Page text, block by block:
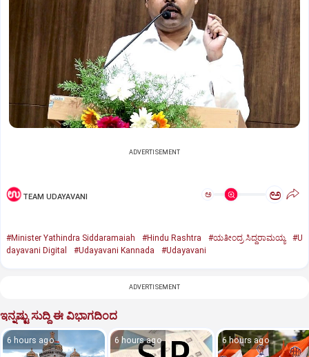
ADVERTISEMENT
TEAM UDAYAVANI ಅ ಅ
#Minister Yathindra Siddaramaiah #Hindu Rashtra #ಯತೀಂದ್ರ ಸಿದ್ದರಾಮಯ್ಯ
#U
dayavani Digital
#Udayavani Kannada #Udayavani
ADVERTISEMENT
ಇನ್ನಷ್ಟು ಸುದ್ದಿ ಈ ವಿಭಾಗದಿಂದ
6 hours ago 6 hours ago 6 hours ago